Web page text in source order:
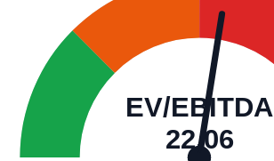
EV/EBITDA
22,06